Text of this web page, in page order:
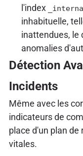
l'index
inhabituelle,
inattendues, le
anomalies
Détection
Incidents
Même avec les
indicateurs de
place d'un plan
vitales.